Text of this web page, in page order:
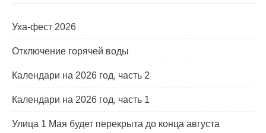
Уха-фест 2026
Отключение горячей воды
Календари на 2026 год, часть 2
Календари на 2026 год, часть 1
Улица 1 Мая будет перекрыта до конца августа